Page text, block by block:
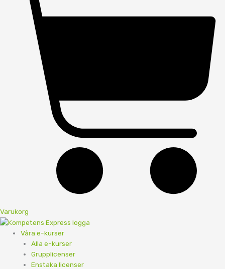
Varukorg
Våra e-kurser
Alla e-kurser
Grupplicenser
Enstaka licenser